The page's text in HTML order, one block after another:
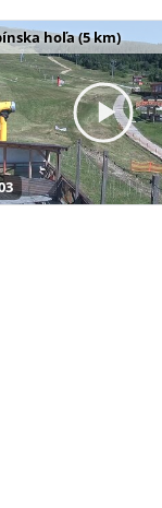
hoľa (5 km)